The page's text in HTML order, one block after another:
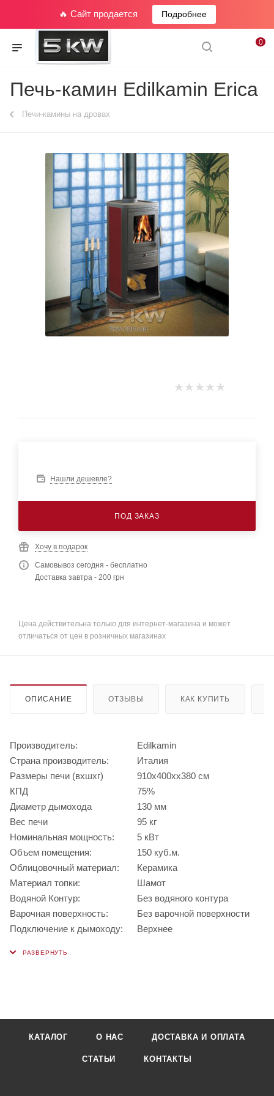
🔥 Сайт продается Подробнее
0
Печь-камин Edilkamin Erica
Печи-камины на дровах
Нашли дешевле?
ПОД ЗАКАЗ
Хочу в подарок
Самовывоз сегодня - бесплатно
Доставка завтра - 200 грн
Цена действительна только для интернет-магазина и может
отличаться от цен в розничных магазинах
ОПИСАНИЕ ОТЗЫВЫ КАК КУПИТЬ
Производитель:
Edilkamin
Страна производитель:
Италия
Размеры печи (вхшхг)
910х400хх380 см
КПД
75%
Диаметр дымохода
130 мм
Вес печи
95 кг
Номинальная мощность:
5 кВт
Объем помещения:
150 куб.м.
Облицовочный материал:
Керамика
Материал топки:
Шамот
Водяной Контур:
Без водяного контура
Варочная поверхность:
Без варочной поверхности
Подключение к дымоходу:
Верхнее
КАТАЛОГ О НАС ДОСТАВКА И ОПЛАТА
СТАТЬИ КОНТАКТЫ